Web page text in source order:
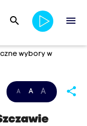
search menu
wybory w
A A A share